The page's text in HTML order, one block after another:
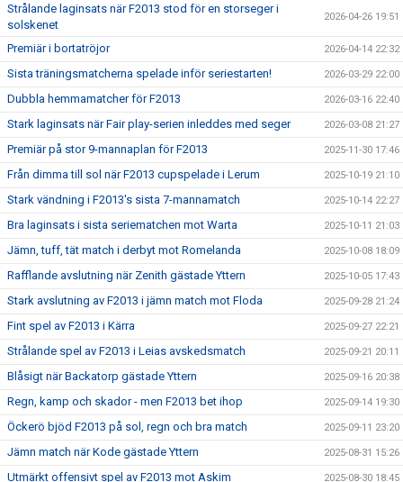
Strålande laginsats när F2013 stod för en storseger i
solskenet
2026-04-26 19:51
Premiär i bortatröjor 2026-04-14 22:32
Sista träningsmatcherna spelade inför seriestarten! 2026-03-29 22:00
Dubbla hemmamatcher för F2013 2026-03-16 22:40
Stark laginsats när Fair play-serien inleddes med seger 2026-03-08 21:27
Premiär på stor 9-mannaplan för F2013 2025-11-30 17:46
Från dimma till sol när F2013 cupspelade i Lerum 2025-10-19 21:10
Stark vändning i F2013's sista 7-mannamatch 2025-10-14 22:27
Bra laginsats i sista seriematchen mot Warta 2025-10-11 21:03
Jämn, tuff, tät match i derbyt mot Romelanda 2025-10-08 18:09
Rafflande avslutning när Zenith gästade Yttern 2025-10-05 17:43
Stark avslutning av F2013 i jämn match mot Floda 2025-09-28 21:24
Fint spel av F2013 i Kärra 2025-09-27 22:21
Strålande spel av F2013 i Leias avskedsmatch 2025-09-21 20:11
Blåsigt när Backatorp gästade Yttern 2025-09-16 20:38
Regn, kamp och skador - men F2013 bet ihop 2025-09-14 19:30
Öckerö bjöd F2013 på sol, regn och bra match 2025-09-11 23:20
Jämn match när Kode gästade Yttern 2025-08-31 15:26
Utmärkt offensivt spel av F2013 mot Askim 2025-08-30 18:45